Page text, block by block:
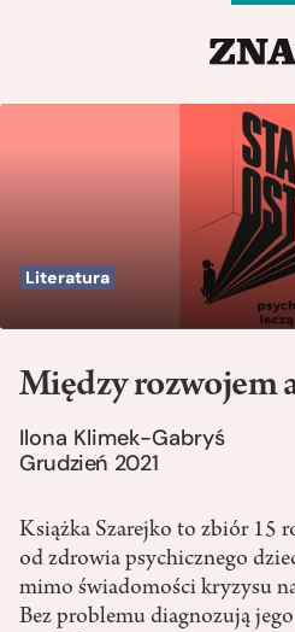
Literatura
Między rozwojem
Ilona Klimek-Gabryś
Grudzień 2021
Książka Szarejko to zbiór 15
od zdrowia psychicznego
mimo świadomości kryzysu
Bez problemu diagnozują